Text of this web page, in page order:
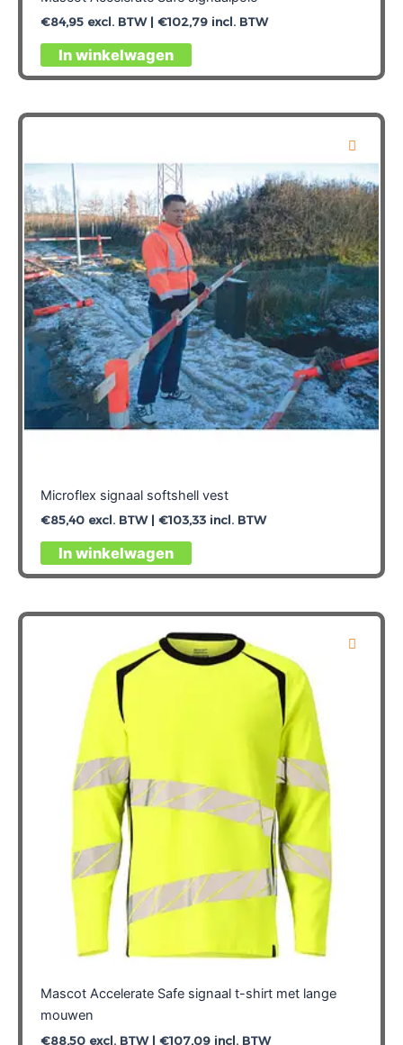
€84,95excl. BTW | €102,79incl. BTW
In winkelwagen
Dit
product
meerdere
kan
gekozen
worden
op
de
productpagina
Microflex signaal softshell vest
€85,40excl. BTW | €103,33incl. BTW
In winkelwagen
Dit
product
meerdere
variaties.
Deze
de
productpagina
Mascot Accelerate Safe signaal t-shirt met lange
mouwen
€88,50excl. BTW | €107,09incl. BTW